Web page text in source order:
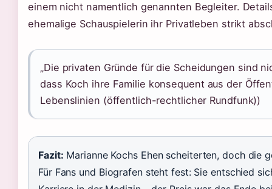
einem nicht namentlich genannten Begleiter.
ehemalige Schauspielerin ihr Privatleben strikt
„Die privaten Gründe für die Scheidungen sind
dass Koch ihre Familie konsequent aus der
Lebenslinien (öffentlich-rechtlicher Rundfunk))
Fazit: Marianne Kochs Ehen scheiterten, doch die
Für Fans und Biografen steht fest: Sie entschied